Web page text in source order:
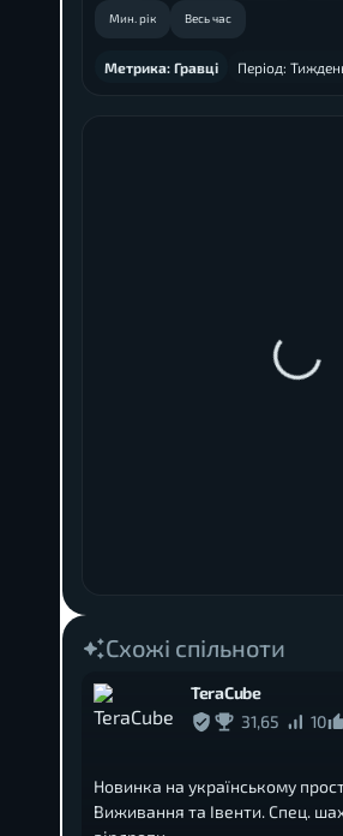
Мин. рік Весь час
Метрика: Гравці Період:
Схожі спільноти
TeraCube
31,65
10
Новинка на українському
Виживання та Івенти. Спец.